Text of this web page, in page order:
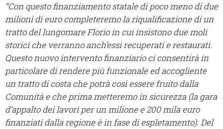
“Con questo finanziamento statale di poco meno di due
milioni di euro completeremo la riqualificazione di un
tratto del lungomare Florio in cui insistono due moli
storici che verranno anch’essi recuperati e restaurati.
Questo nuovo intervento finanziario ci consentirà in
particolare di rendere più funzionale ed accogliente
un tratto di costa che potrà così essere fruito dalla
Comunità e che prima metteremo in sicurezza (la gara
d’appalto dei lavori per un milione e 200 mila euro
finanziati dalla regione è in fase di espletamento). Del